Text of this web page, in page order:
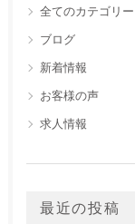
全てのカテゴリー
ブログ
新着情報
お客様の声
求人情報
最近の投稿